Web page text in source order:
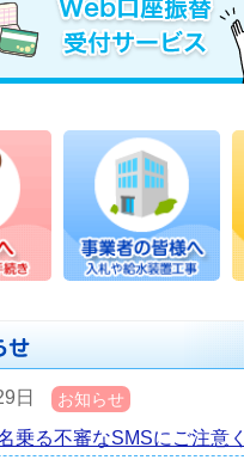
日 お知らせ
乗る不審なSMSにご注意